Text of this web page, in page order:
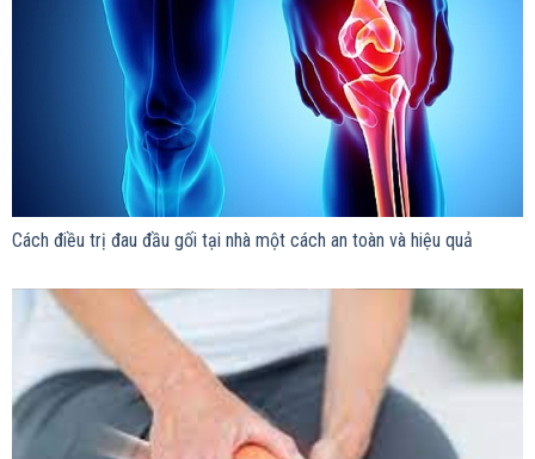
Cách điều trị đau đầu gối tại nhà một cách an toàn và hiệu quả